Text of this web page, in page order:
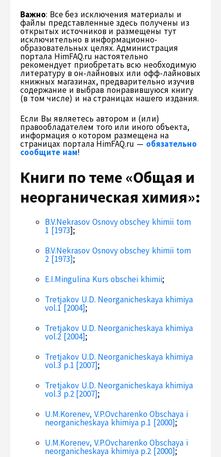
Важно: Все без исключения материалы и
файлы представленные здесь получены из
открытых источников и размещены тут
исключительно в информационно-
образовательных целях. Администрация
портала HimFAQ.ru настоятельно
рекомендует приобретать всю необходимую
литературу в он-лайновых или офф-лайновых
книжных магазинах, предварительно изучив
содержание и выбрав понравившуюся книгу
(в том числе) и на страницах нашего издания.
Если Вы являетесь автором и (или)
правообладателем того или иного объекта,
информация о котором размещена на
страницах портала HimFAQ.ru — обязательно
сообщите нам!
Книги по теме «Общая и
неорганическая химия»:
B.V.Nekrasov Osnovy obschey khimii tom
1 [1973];
B.V.Nekrasov Osnovy obschey khimii tom
2 [1973];
E.I.Mingulina Kurs obschei khimii;
Tretjakov U.D. Neorganicheskaya khimiya
vol.1 [2004];
Tretjakov U.D. Neorganicheskaya khimiya
vol.2 [2004];
Tretjakov U.D. Neorganicheskaya khimiya
vol.3 p.1 [2007];
Tretjakov U.D. Neorganicheskaya khimiya
vol.3 p.2 [2007];
U.M.Korenev, V.P.Ovcharenko Obschaya i
neorganicheskaya khimiya p.1 [2000];
U.M.Korenev, V.P.Ovcharenko Obschaya i
neorganicheskaya khimiya p.2 [2000];